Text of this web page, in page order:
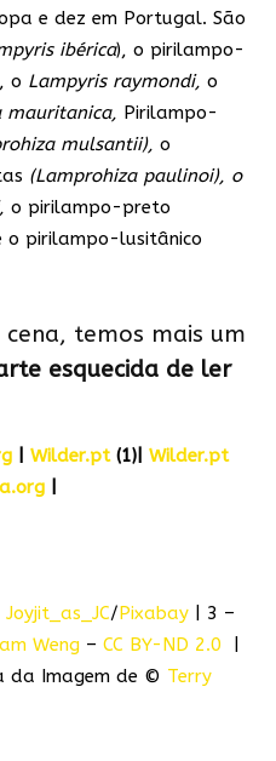
e dez em Portugal. São
ibérica), o pirilampo-
o Lampyris raymondi, o
mauritanica, Pirilampo-
mulsantii), o
(Lamprohiza paulinoi), o
o pirilampo-preto
o pirilampo-lusitânico
temos mais um
esquecida de ler
Wilder.pt(1)| Wilder.pt
Joyjit_as_JC/Pixabay | 3 –
Weng – CC BY-ND 2.0
da Imagem de © Terry